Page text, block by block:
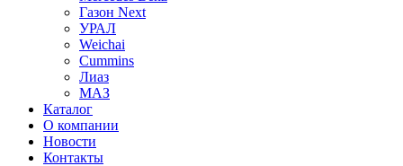
Газон Next
УРАЛ
Weichai
Cummins
Лиаз
МАЗ
Каталог
О компании
Новости
Контакты